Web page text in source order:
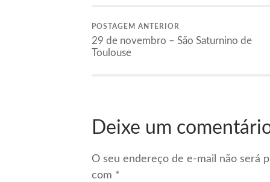
POSTAGEM ANTERIOR
29 de novembro – São Saturnino de
Toulouse
Deixe um
O seu endereço de e-mail não será
com *